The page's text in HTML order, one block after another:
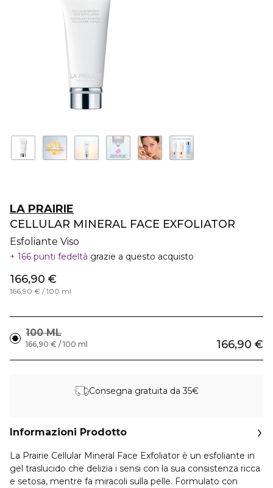
LA PRAIRIE
CELLULAR MINERAL FACE EXFOLIATOR
Esfoliante Viso
166 punti fedeltà grazie a questo acquisto
166,90 €
166,90 € / 100 ml
100 ML
166,90 €
166,90 € / 100 ml
Consegna gratuita da 35€
Informazioni Prodotto
La Prairie Cellular Mineral Face Exfoliator è un esfoliante in
gel traslucido che delizia i sensi con la sua consistenza ricca
e setosa, mentre fa miracoli sulla pelle. Formulato con